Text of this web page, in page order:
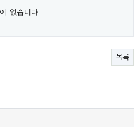
없습니다.
목록